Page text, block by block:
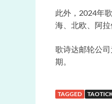
此外，2024年
海、北欧、阿
歌诗达邮轮公
期。
TAGGED